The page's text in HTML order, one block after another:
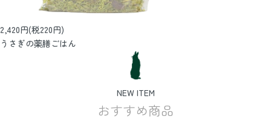
2,420円(税220円)
うさぎの薬膳ごはん
NEW ITEM
おすすめ商品